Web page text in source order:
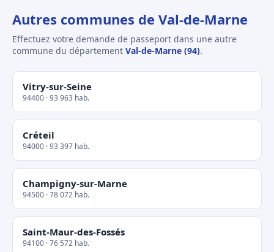
Autres communes de Val-de-Marne
Effectuez votre demande de passeport dans une autre
commune du département Val-de-Marne (94).
Vitry-sur-Seine
94400 · 93 963 hab.
Créteil
94000 · 93 397 hab.
Champigny-sur-Marne
94500 · 78 072 hab.
Saint-Maur-des-Fossés
94100 · 76 572 hab.